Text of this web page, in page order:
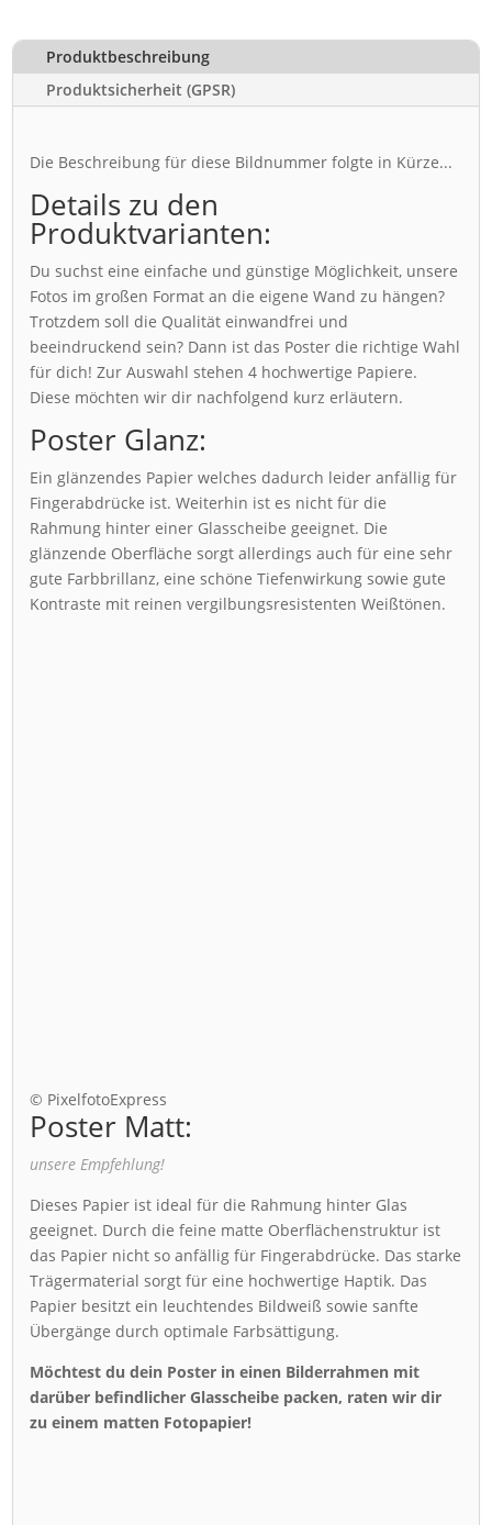
Produktbeschreibung
Produktsicherheit (GPSR)
Die Beschreibung für diese Bildnummer folgte in Kürze...
Details zu den
Produktvarianten:
Du suchst eine einfache und günstige Möglichkeit, unsere
Fotos im großen Format an die eigene Wand zu hängen?
Trotzdem soll die Qualität einwandfrei und
beeindruckend sein? Dann ist das Poster die richtige Wahl
für dich! Zur Auswahl stehen 4 hochwertige Papiere.
Diese möchten wir dir nachfolgend kurz erläutern.
Poster Glanz:
Ein glänzendes Papier welches dadurch leider anfällig für
Fingerabdrücke ist. Weiterhin ist es nicht für die
Rahmung hinter einer Glasscheibe geeignet. Die
glänzende Oberfläche sorgt allerdings auch für eine sehr
gute Farbbrillanz, eine schöne Tiefenwirkung sowie gute
Kontraste mit reinen vergilbungsresistenten Weißtönen.
© PixelfotoExpress
Poster Matt:
unsere Empfehlung!
Dieses Papier ist ideal für die Rahmung hinter Glas
geeignet. Durch die feine matte Oberflächenstruktur ist
das Papier nicht so anfällig für Fingerabdrücke. Das starke
Trägermaterial sorgt für eine hochwertige Haptik. Das
Papier besitzt ein leuchtendes Bildweiß sowie sanfte
Übergänge durch optimale Farbsättigung.
Möchtest du dein Poster in einen Bilderrahmen mit
darüber befindlicher Glasscheibe packen, raten wir dir
zu einem matten Fotopapier!